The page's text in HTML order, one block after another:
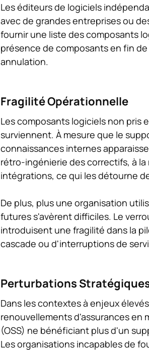
Les éditeurs de logiciels
avec de grandes entreprises ou
fournir une liste des composants
présence de composants en fin
annulation.
Fragilité Opérationnelle
Les composants logiciels non pris
surviennent. À mesure que le
connaissances internes
rétro-ingénierie des correctifs, à
intégrations, ce qui les détourne
De plus, plus une organisation
futures s'avèrent difficiles. Le
introduisent une fragilité dans la
cascade ou d'interruptions de
Perturbations
Dans les contextes à enjeux
renouvellements d'assurances en
(OSS) ne bénéficiant plus d'un
Les organisations incapables de